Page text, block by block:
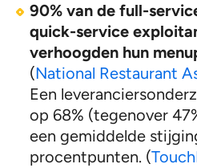
90% van de full-
quick-service
verhoogden hun
(National Restaurant
Een
op 68% (tegenover
een gemiddelde
procentpunten. (